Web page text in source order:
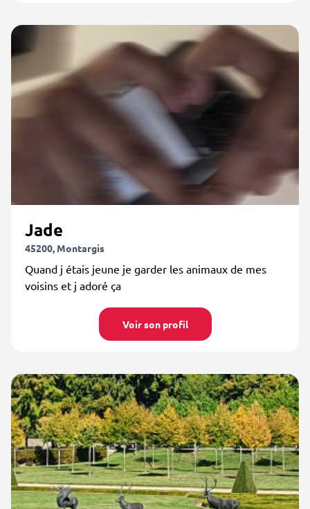
Jade
45200, Montargis
Quand j étais jeune je garder les animaux de mes
voisins et j adoré ça
Voir son profil